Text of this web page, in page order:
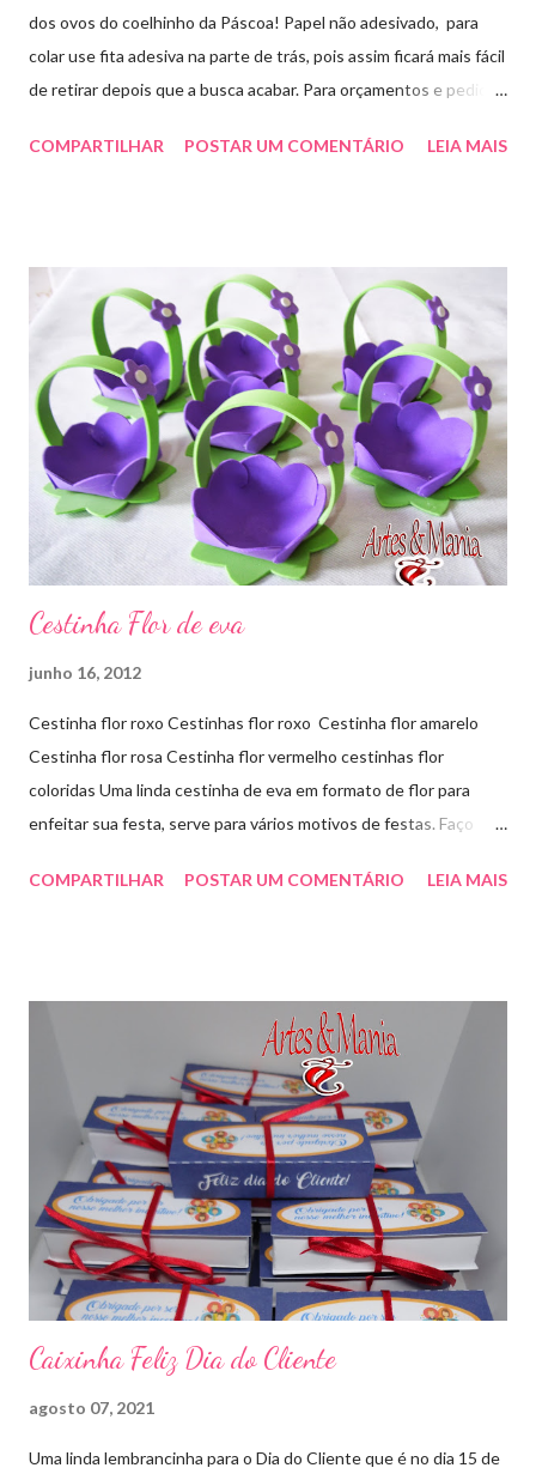
dos ovos do coelhinho da Páscoa! Papel não adesivado, para
colar use fita adesiva na parte de trás, pois assim ficará mais fácil
de retirar depois que a busca acabar. Para orçamentos e pedidos
para baixar o arquivo que fiz para vocês! E peço que
COMPARTILHAR POSTAR UM COMENTÁRIO LEIA MAIS
Cestinha Flor de eva
junho 16, 2012
Cestinha flor roxo Cestinhas flor roxo Cestinha flor amarelo
Cestinha flor rosa Cestinha flor vermelho cestinhas flor
coloridas Uma linda cestinha de eva em formato de flor para
enfeitar sua festa, serve para vários motivos de festas. Faço
artesmania1@hotmail.com
COMPARTILHAR POSTAR UM COMENTÁRIO LEIA MAIS
Caixinha Feliz Dia do Cliente
agosto 07, 2021
Uma linda lembrancinha para o Dia do Cliente que é no dia 15 de